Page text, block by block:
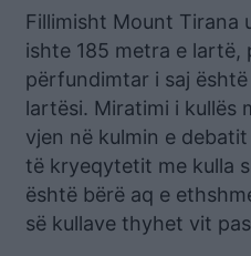
Fillimisht Mount Tirana
ishte 185 metra e lartë,
përfundimtar i saj
lartësi. Miratimi i kullës
vjen në kulmin e
të kryeqytetit me kulla
është bërë aq e
së kullave thyhet vit